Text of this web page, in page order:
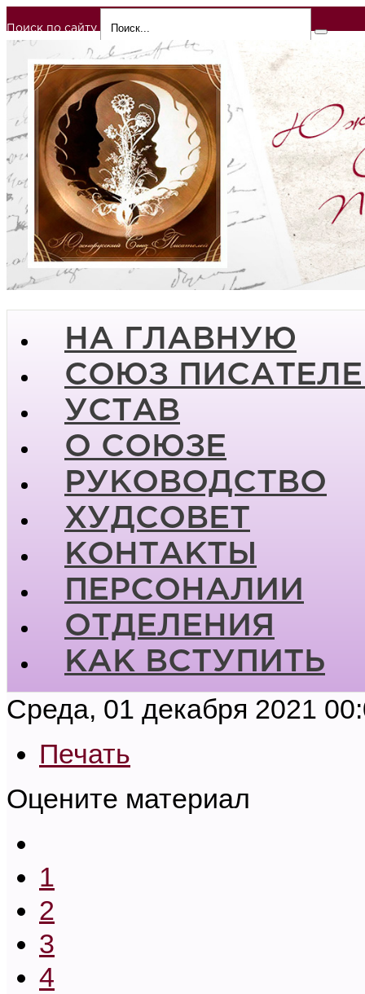
Поиск по сайту
НА ГЛАВНУЮ
СОЮЗ
УСТАВ
О СОЮЗЕ
РУКОВОДСТВО
ХУДСОВЕТ
КОНТАКТЫ
ПЕРСОНАЛИИ
ОТДЕЛЕНИЯ
КАК ВСТУПИТЬ
Среда, 01 декабря 2021
Печать
Оцените материал
1
2
3
4